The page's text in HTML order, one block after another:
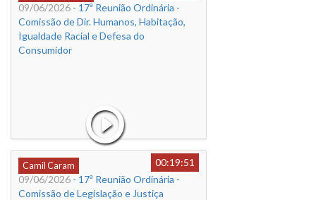
09/06/2026 - 17ª Reunião Ordinária -
Comissão de Dir. Humanos, Habitação,
Igualdade Racial e Defesa do
Consumidor
Camil Caram
00:19:51
09/06/2026 - 17ª Reunião Ordinária -
Comissão de Legislação e Justiça